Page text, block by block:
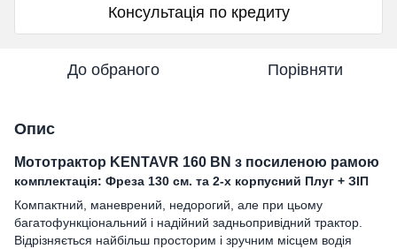
Консультація по кредиту
До обраного Порівняти
Опис
Мототрактор KENTAVR 160 BN з посиленою рамою
комплектація: Фреза 130 см. та 2-х корпусний Плуг + ЗІП
Компактний, маневрений, недорогий, але при цьому
багатофункціональний і надійний задньопривідний трактор.
Відрізняється найбільш просторим і зручним місцем водія